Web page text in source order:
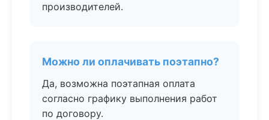
производителей.
Можно ли оплачивать поэтапно?
Да, возможна поэтапная оплата
согласно графику выполнения работ
по договору.